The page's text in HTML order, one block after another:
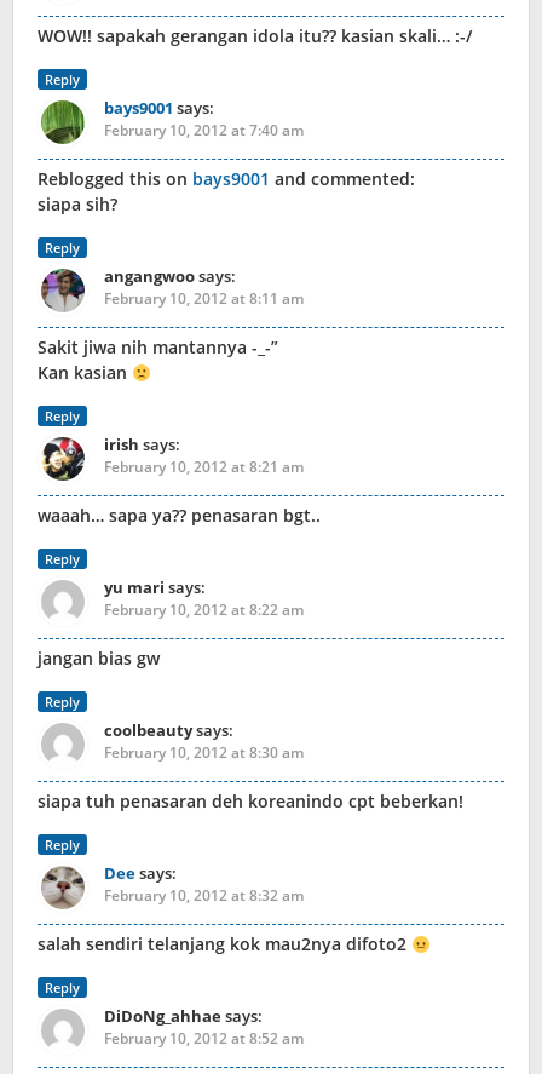
WOW!! sapakah gerangan idola itu?? kasian skali… :-/
Reply
bays9001 says:
February 10, 2012 at 7:40 am
Reblogged this on bays9001 and commented:
siapa sih?
Reply
angangwoosays:
February 10, 2012 at 8:11 am
Sakit jiwa nih mantannya -_-”
Kan kasian
Reply
irish says:
February 10, 2012 at 8:21 am
waaah… sapa ya?? penasaran bgt..
Reply
yu mari says:
February 10, 2012 at 8:22 am
jangan bias gw
Reply
coolbeautysays:
February 10, 2012 at 8:30 am
siapa tuh penasaran deh koreanindo cpt beberkan!
Reply
Deesays:
February 10, 2012 at 8:32 am
salah sendiri telanjang kok mau2nya difoto2
Reply
DiDoNg_ahhaesays:
February 10, 2012 at 8:52 am